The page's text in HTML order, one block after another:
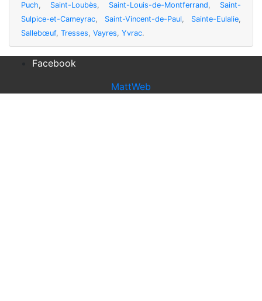
Puch, Saint-Loubès, Saint-Louis-de-Montferrand, Saint-
Sulpice-et-Cameyrac, Saint-Vincent-de-Paul, Sainte-Eulalie,
Sallebœuf, Tresses, Vayres, Yvrac.
Facebook
MattWeb